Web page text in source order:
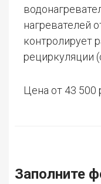
нагревателей
контролирует
рециркуляции
Цена от 43 500
Заполните